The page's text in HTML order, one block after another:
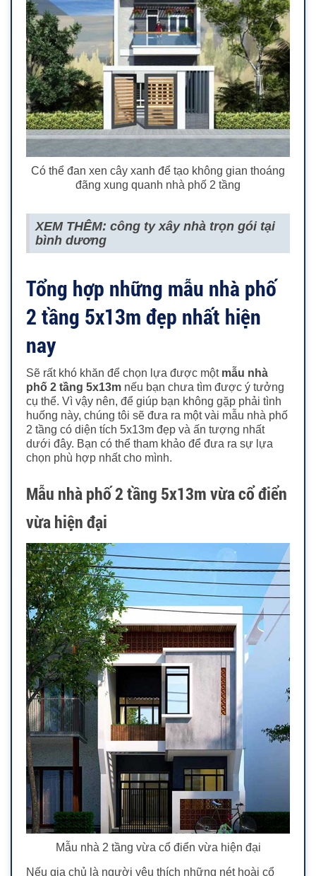
Có thể đan xen cây xanh để tạo không gian thoáng
đãng xung quanh nhà phố 2 tầng
XEM THÊM: công ty xây nhà trọn gói tại
bình dương
Tổng hợp những mẫu nhà phố
2 tầng 5x13m đẹp nhất hiện
nay
Sẽ rất khó khăn để chọn lựa được mộtmẫu nhà
phố 2 tầng 5x13m nếu bạn chưa tìm được ý tưởng
cụ thể. Vì vậy nên, để giúp bạn không gặp phải tình
huống này, chúng tôi sẽ đưa ra một vài mẫu nhà phố
2 tầng có diện tích 5x13m đẹp và ấn tượng nhất
dưới đây. Bạn có thể tham khảo để đưa ra sự lựa
chọn phù hợp nhất cho mình.
Mẫu nhà phố 2 tầng 5x13m vừa cổ điển
vừa hiện đại
Mẫu nhà 2 tầng vừa cổ điển vừa hiện đại
Nếu gia chủ là người yêu thích những nét hoài cổ